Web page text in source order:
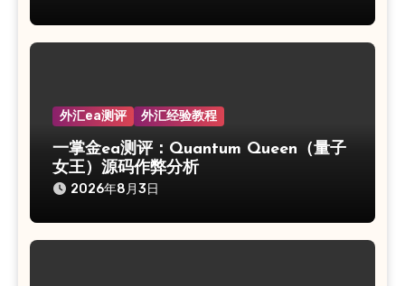
外汇ea测评 外汇经验教程
一掌金ea测评：Quantum Queen（量子
女王）源码作弊分析
2026年8月3日